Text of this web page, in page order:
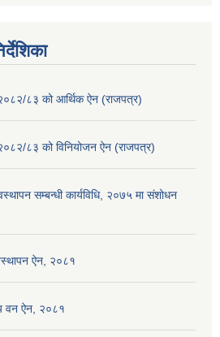
८३ को आर्थिक ऐन (राजपत्र)
८३ को विनियोजन ऐन (राजपत्र)
सम्बन्धी कार्यविधि, २०७५ मा संशोधन
ऐन, २०८१
वन ऐन, २०८१